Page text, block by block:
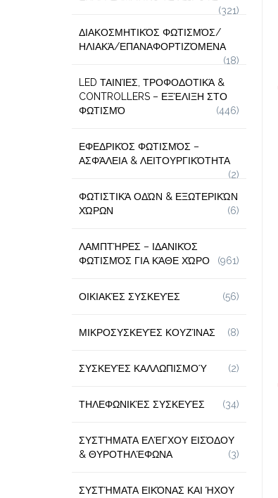
(321)
ΔΙΑΚΟΣΜΗΤΙΚΌΣ ΦΩΤΙΣΜΌΣ/
ΗΛΙΑΚΆ/ΕΠΑΝΑΦΟΡΤΙΖΌΜΕΝΑ
(18)
LED ΤΑΙΝΊΕΣ, ΤΡΟΦΟΔΟΤΙΚΆ &
CONTROLLERS – ΕΞΈΛΙΞΗ ΣΤΟ
ΦΩΤΙΣΜΌ
(446)
ΕΦΕΔΡΙΚΌΣ ΦΩΤΙΣΜΌΣ –
ΑΣΦΆΛΕΙΑ & ΛΕΙΤΟΥΡΓΙΚΌΤΗΤΑ
(2)
ΦΩΤΙΣΤΙΚΆ ΟΔΏΝ & ΕΞΩΤΕΡΙΚΏΝ
ΧΏΡΩΝ
(6)
ΛΑΜΠΤΉΡΕΣ – ΙΔΑΝΙΚΌΣ
ΦΩΤΙΣΜΌΣ ΓΙΑ ΚΆΘΕ ΧΏΡΟ
(961)
ΟΙΚΙΑΚΈΣ ΣΥΣΚΕΥΈΣ (56)
ΜΙΚΡΟΣΥΣΚΕΥΈΣ ΚΟΥΖΊΝΑΣ (8)
ΣΥΣΚΕΥΈΣ ΚΑΛΛΩΠΙΣΜΟΎ (2)
ΤΗΛΕΦΩΝΙΚΈΣ ΣΥΣΚΕΥΈΣ (34)
ΣΥΣΤΉΜΑΤΑ ΕΛΈΓΧΟΥ ΕΙΣΌΔΟΥ
& ΘΥΡΟΤΗΛΈΦΩΝΑ
(3)
ΣΥΣΤΉΜΑΤΑ ΕΙΚΌΝΑΣ ΚΑΙ ΉΧΟΥ